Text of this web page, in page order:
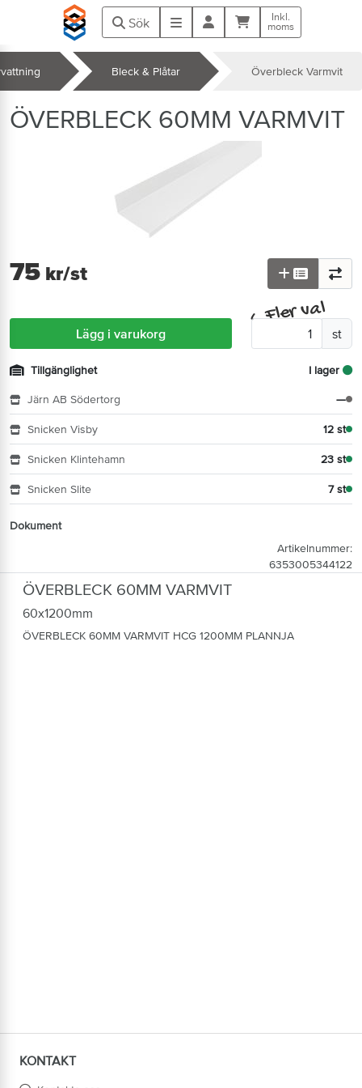
Hoppa till huvudinnehåll
Sök Meny Kundvagn
Inkl.
moms
Bleck & Plåtar Överbleck Varmvit
ÖVERBLECK 60MM VARMVIT
60x1200mm
ÖVERBLECK 60MM VARMVIT HCG 1200MM PLANNJA
ÖVERBLECK 60MM VARMVIT
75 kr/st
^Fler val
Lägg i varukorg st
Tillgänglighet I lager
Järn AB Södertorg —
Snicken Visby 12 st
Snicken Klintehamn 23 st
Snicken Slite 7 st
Dokument
Artikelnummer:
6353005344122
KONTAKT